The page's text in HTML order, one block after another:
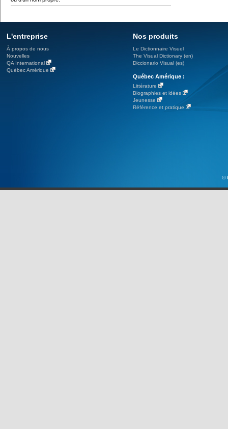
L'entreprise
À propos de nous
Nouvelles
QA International
Québec Amérique
Nos produits
Le Dictionnaire Visuel
The Visual Dictionary (en)
Diccionario Visual (es)
Québec Amérique :
Littérature
Biographies et idées
Jeunesse
Référence et pratique
©